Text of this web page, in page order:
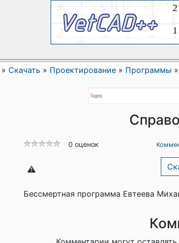
» Скачать » Проектирование » Программы »
0 оценок
Бессмертная программа Евтеева